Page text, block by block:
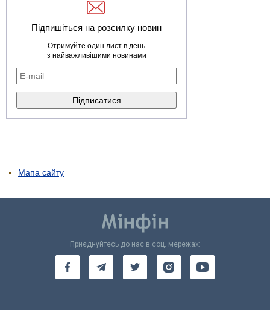
Підпишіться на розсилку новин
Отримуйте один лист в день
з найважливішими новинами
Мапа сайту
Приєднуйтесь до нас в соц. мережах: